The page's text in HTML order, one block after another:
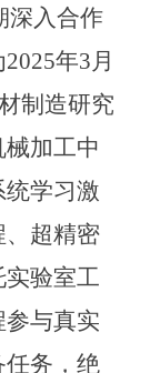
深入合作
年3月
制造研究
械加工中
学习激
、超精密
验室工
与真实
任务，绝